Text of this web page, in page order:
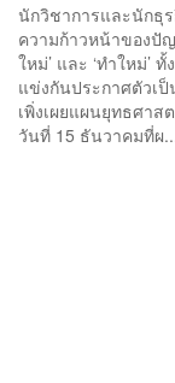
นักวิชาการและนักธุร
ความก้าวหน้าของปั
ใหม่’ และ ‘ทำใหม่’
แข่งกันประกาศตัวเ
เพิ่งเผยแผนยุทธศา
วันที่ 15 ธันวาคมที่ผ